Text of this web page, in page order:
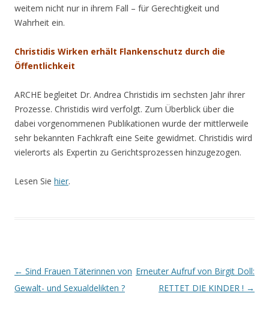
weitem nicht nur in ihrem Fall – für Gerechtigkeit und
Wahrheit ein.
Christidis Wirken erhält Flankenschutz durch die
Öffentlichkeit
ARCHE begleitet Dr. Andrea Christidis im sechsten Jahr ihrer
Prozesse. Christidis wird verfolgt. Zum Überblick über die
dabei vorgenommenen Publikationen wurde der mittlerweile
sehr bekannten Fachkraft eine Seite gewidmet. Christidis wird
vielerorts als Expertin zu Gerichtsprozessen hinzugezogen.
Lesen Sie hier.
Beitrags-
Navigation
← Sind Frauen Täterinnen von
Gewalt- und Sexualdelikten ?
Erneuter Aufruf von Birgit Doll:
RETTET DIE KINDER ! →